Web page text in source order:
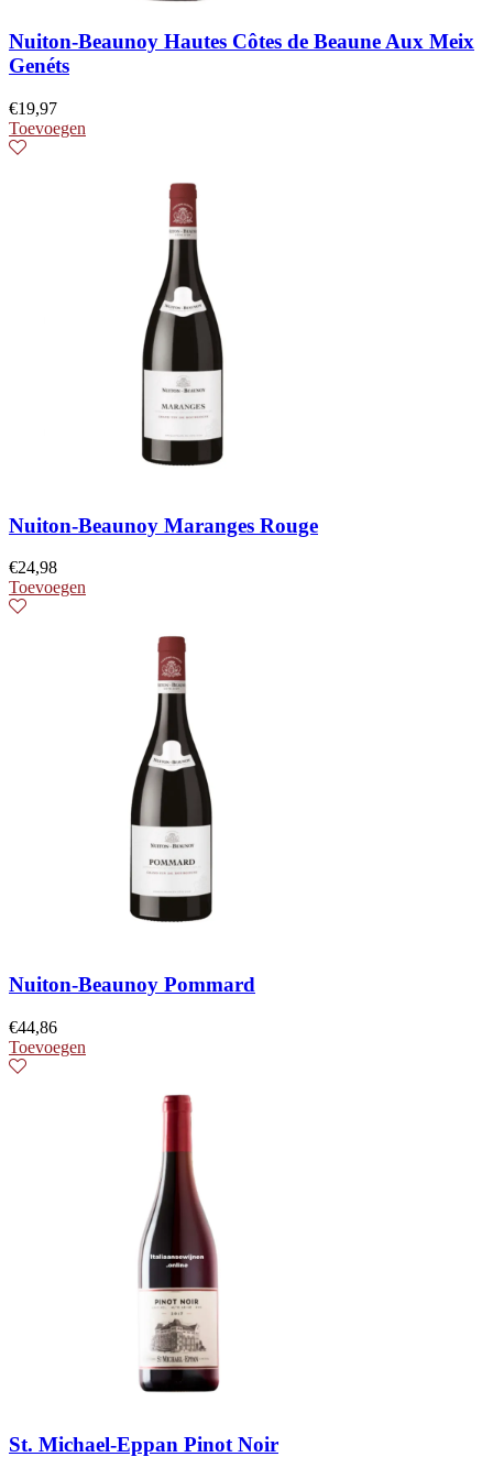
Nuiton-Beaunoy Hautes Côtes de Beaune Aux Meix
Genéts
€19,97
Toevoegen
Nuiton-Beaunoy Maranges Rouge
€24,98
Toevoegen
Nuiton-Beaunoy Pommard
€44,86
Toevoegen
St. Michael-Eppan Pinot Noir